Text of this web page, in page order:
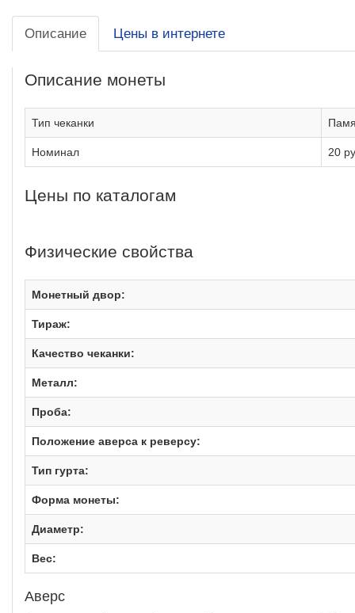
Описание Цены в интернете
Описание монеты
Тип чеканки
Номинал 20
Цены по каталогам
Физические свойства
Монетный двор:
Тираж:
Качество чеканки:
Металл:
Проба:
Положение аверса к реверсу:
Тип гурта:
Форма монеты:
Диаметр:
Вес:
Аверс